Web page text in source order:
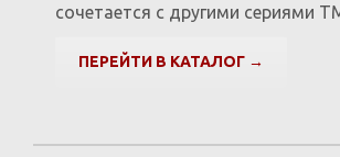
сочетается с другими сериями
ПЕРЕЙТИ В КАТАЛОГ →